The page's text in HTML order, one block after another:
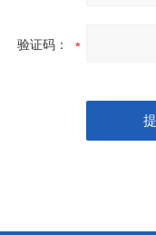
验证码：